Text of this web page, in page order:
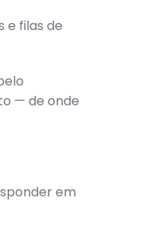
e filas de
— de onde
em